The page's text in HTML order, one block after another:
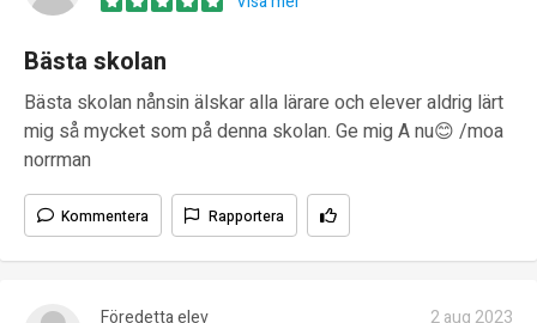
Bästa skolan
Bästa skolan nånsin älskar alla lärare och elever aldrig lärt
mig så mycket som på denna skolan. Ge mig A nu😊 /moa
norrman
Kommentera Rapportera
Föredetta elev
2 aug 2023